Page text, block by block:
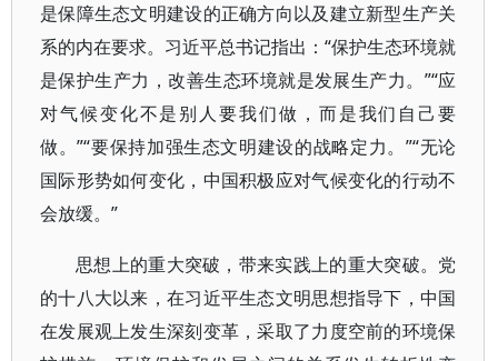
是保障生态文明建设的正确方向以及建立新型生产关
系的内在要求。习近平总书记指出：“保护生态环境就
是保护生产力，改善生态环境就是发展生产力。”“应
对气候变化不是别人要我们做，而是我们自己要
做。”“要保持加强生态文明建设的战略定力。”“无论
国际形势如何变化，中国积极应对气候变化的行动不
会放缓。”
思想上的重大突破，带来实践上的重大突破。党
的十八大以来，在习近平生态文明思想指导下，中国
在发展观上发生深刻变革，采取了力度空前的环境保